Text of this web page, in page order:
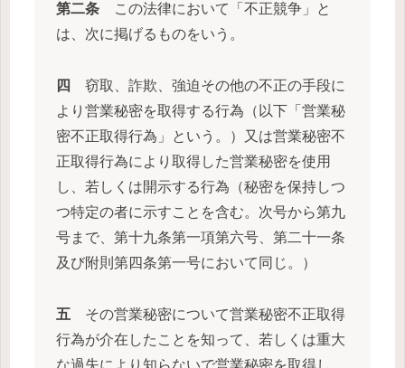
第二条この法律において「不正競争」と
は、次に掲げるものをいう。
四
窃取、詐欺、強迫その他の不正の手段に
より営業秘密を取得する行為（以下「営業秘
密不正取得行為」という。）又は営業秘密不
正取得行為により取得した営業秘密を使用
し、若しくは開示する行為（秘密を保持しつ
つ特定の者に示すことを含む。次号から第九
号まで、第十九条第一項第六号、第二十一条
及び附則第四条第一号において同じ。）
五その営業秘密について営業秘密不正取得
行為が介在したことを知って、若しくは重大
な過失により知らないで営業秘密を取得し、